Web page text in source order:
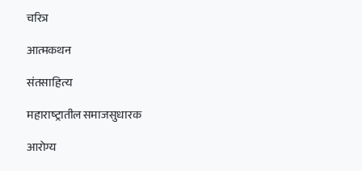
चरित्र
आत्मकथन
संतसाहित्य
महाराष्ट्रातील समाजसुधारक
आरोग्य